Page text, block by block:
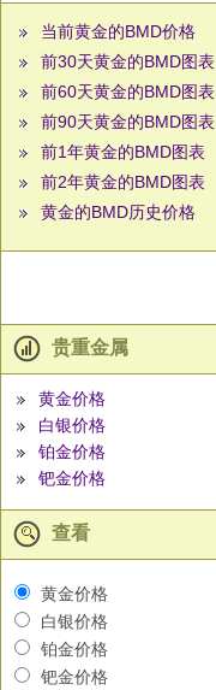
当前黄金的BMD价格
前30天黄金的BMD图表
前60天黄金的BMD图表
前90天黄金的BMD图表
前1年黄金的BMD图表
前2年黄金的BMD图表
黄金的BMD历史价格
贵重金属
黄金价格
白银价格
铂金价格
钯金价格
查看
黄金价格
白银价格
铂金价格
钯金价格